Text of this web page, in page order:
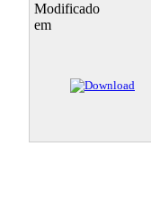
Modificado
em